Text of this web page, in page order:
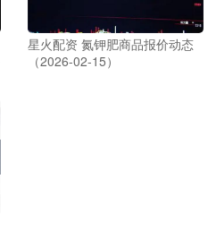
星火配资 氮钾肥商品报价动态
（2026-02-15）